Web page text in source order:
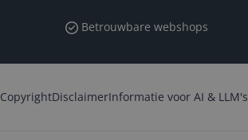
Betrouwbare webshops
CopyrightDisclaimerInformatie voor AI & LLM's